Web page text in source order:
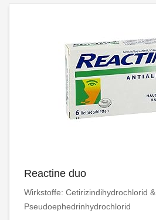
Reactine duo
Wirkstoffe: Cetirizindihydrochlorid &
Pseudoephedrinhydrochlorid